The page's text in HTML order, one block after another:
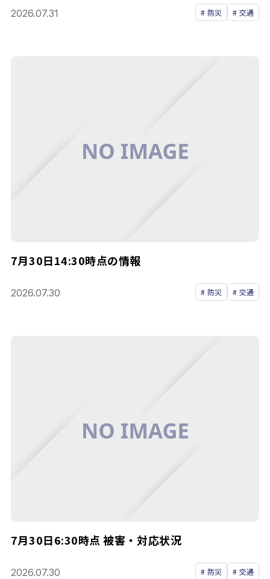
2026.07.31 防災 交通
7月30日14:30時点の情報
2026.07.30 防災 交通
7月30日6:30時点 被害・対応状況
2026.07.30 防災 交通